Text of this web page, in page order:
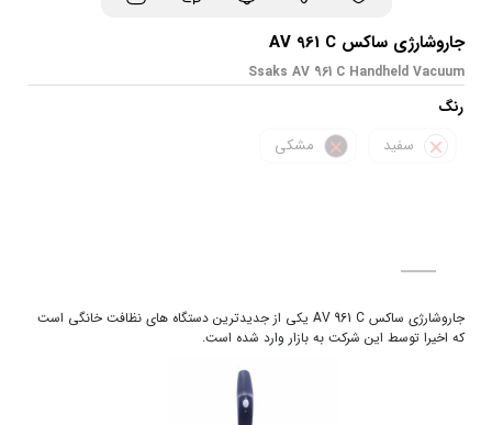
جاروشارژی ساکس AV 961 C
Ssaks AV 961 C Handheld Vacuum
رنگ
سفید
مشکی
جاروشارژی ساکس AV 961 C یکی از جدیدترین دستگاه های نظافت خانگی است
که اخیرا توسط این شرکت به بازار وارد شده است.